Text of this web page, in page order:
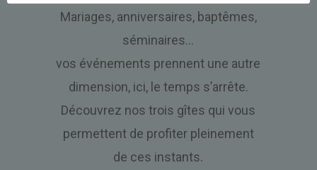
Mariages, anniversaires, baptêmes,
séminaires…
vos événements prennent une autre
dimension, ici, le temps s’arrête.
Découvrez nos trois gîtes qui vous
permettent de profiter pleinement
de ces instants.